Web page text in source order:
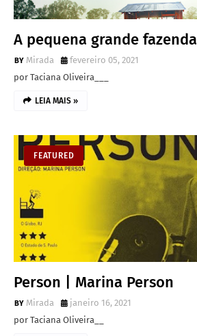
A pequena grande fazenda
Mirada
fevereiro 05, 2021
por Taciana Oliveira___
LEIA MAIS »
FEATURED
Person | Marina Person
Mirada
janeiro 16, 2021
por Taciana Oliveira__